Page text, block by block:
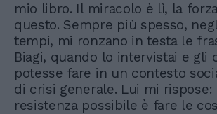
mio libro. Il miracolo è lì, la
questo. Sempre più spesso,
tempi, mi ronzano in testa le
Biagi, quando lo intervistai e gli
potesse fare in un contesto
di crisi generale. Lui mi rispose:
resistenza possibile è fare le